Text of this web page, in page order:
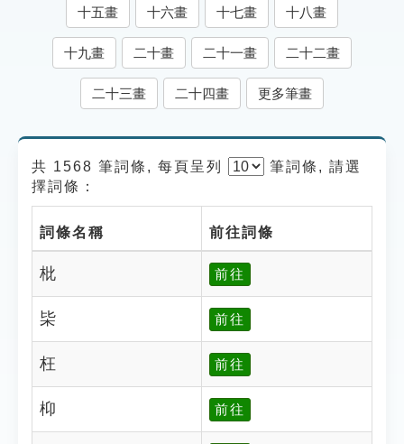
遊戲專區
貓頭鷹博士
十五畫 十六畫 十七畫 十八畫
十九畫 二十畫 二十一畫 二十二畫
二十三畫 二十四畫 更多筆畫
共 1568 筆詞條, 每頁呈列 筆詞條, 請選
擇詞條：
詞條名稱 前往詞條
枇 前往
枈 前往
枉 前往
枊 前往